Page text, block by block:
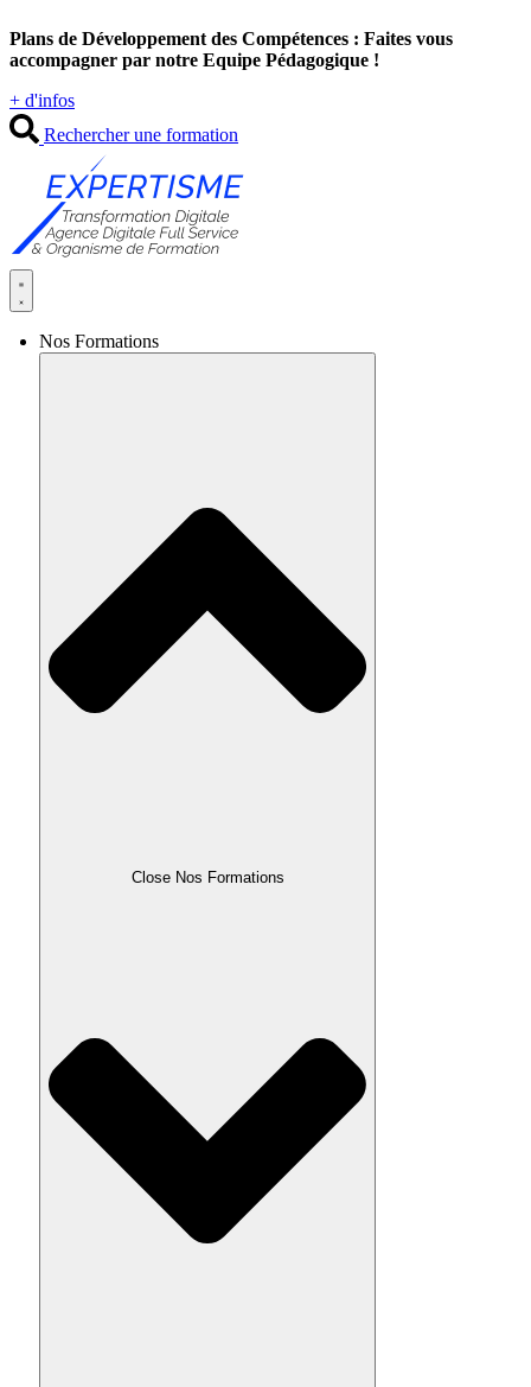
au
contenu
Plans de Développement des Compétences : Faites vous
accompagner par notre Equipe Pédagogique !
+ d'infos
Rechercher une formation
Nos Formations
Close Nos Formations